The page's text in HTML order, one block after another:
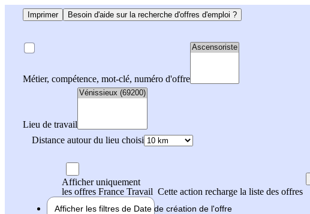
Imprimer Besoin d'aide sur la recherche d'offres d'emploi ?
Métier, compétence, mot-clé, numéro d'offre
Lieu de travail
Distance autour du lieu choisi
Afficher uniquement
les offres France Travail Cette action recharge la liste des offres
Afficher les filtres de Date de création de l'offre